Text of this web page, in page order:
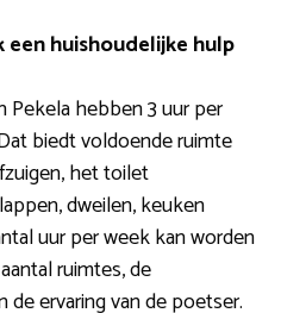
huishoudelijke hulp
Pekela hebben 3 uur per
biedt voldoende ruimte
het toilet
dweilen, keuken
uur per week kan worden
ruimtes, de
ervaring van de poetser.